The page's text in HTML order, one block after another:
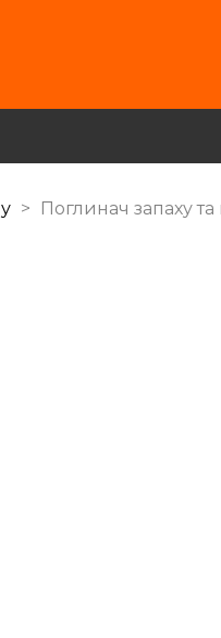
Поглинач запаху